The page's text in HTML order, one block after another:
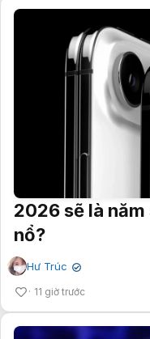
2026 sẽ là
nổ?
Hư Trúc ✔
11 giờ trước